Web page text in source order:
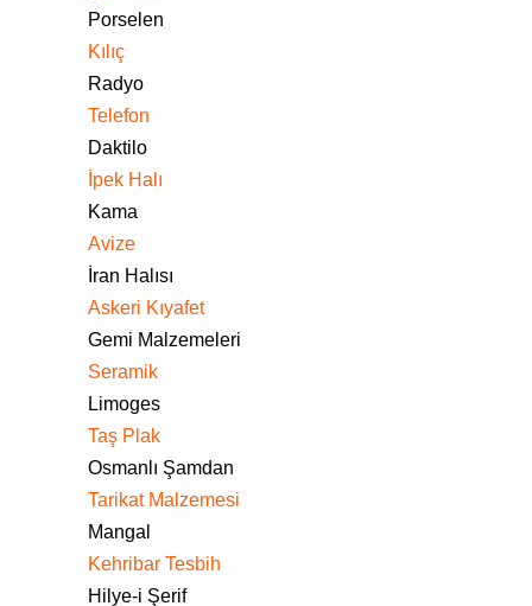
Porselen
Kılıç
Radyo
Telefon
Daktilo
İpek Halı
Kama
Avize
İran Halısı
Askeri Kıyafet
Gemi Malzemeleri
Seramik
Limoges
Taş Plak
Osmanlı Şamdan
Tarikat Malzemesi
Mangal
Kehribar Tesbih
Hilye-i Şerif